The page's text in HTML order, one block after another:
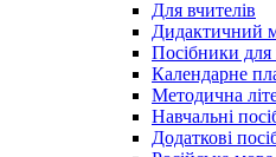
Для вчителів
Дидактичний
Посібники для
Календарне
Методична
Навчальні
Додаткові